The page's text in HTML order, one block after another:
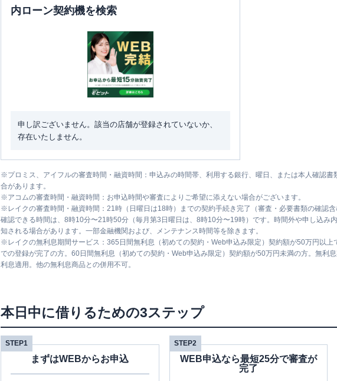
内ローン契約機を検索
申し訳ございません。該当の店舗が登録されていないか、
存在いたしません。
※プロミス、アイフルの審査時間・融資時間：申込みの時間帯、利用する銀行、曜日、または本人確認
合があります。
※アコムの審査時間・融資時間：お申込時間や審査によりご希望に添えない場合がございます。
※ レイクの審査時間・融資時間：21時（日曜日は18時）までの契約手続き完了（審査・必要書類の確認
確認できる時間は、8時10分〜21時50分（毎月第3日曜日は、8時10分〜19時）です。時間外や申し込み
知される場合があります。一部金融機関および、メンテナンス時間等を除きます。
※ レイクの無利息期間サービス：365日間無利息（初めての契約・Web申込み限定）契約額が50万円以
での登録が完了の方。60日間無利息（初めての契約・Web申込み限定）契約額が50万円未満の方。無利
利息適用。他の無利息商品との併用不可。
本日中に借りるための3ステップ
STEP1
まずはWEBからお申込
STEP2
WEB申込なら最短25分で審査が
完了